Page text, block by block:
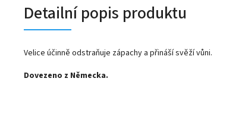
Detailní popis produktu
Velice účinně odstraňuje zápachy a přináší svěží vůni.
Dovezeno z Německa.